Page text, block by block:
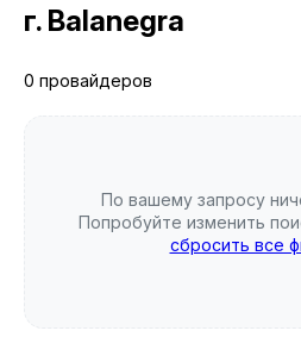
г. Balanegra
0 провайдеров
По вашему запросу
Попробуйте изменить
сбросить все